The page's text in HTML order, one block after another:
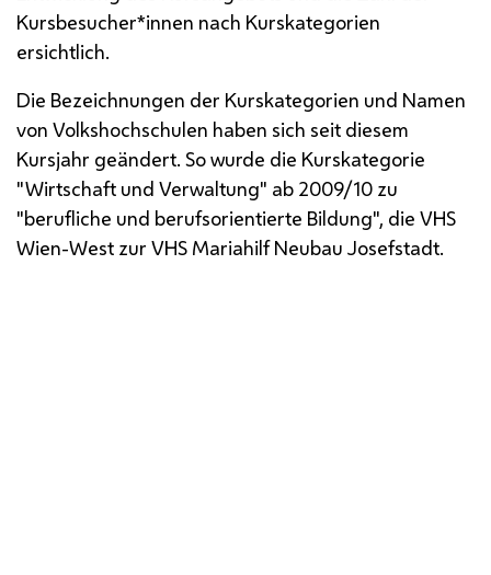
Kursbesucher*innen nach Kurskategorien
ersichtlich.
Die Bezeichnungen der Kurskategorien und Namen
von Volkshochschulen haben sich seit diesem
Kursjahr geändert. So wurde die Kurskategorie
"Wirtschaft und Verwaltung" ab 2009/10 zu
"berufliche und berufsorientierte Bildung", die VHS
Wien-West zur VHS Mariahilf Neubau Josefstadt.